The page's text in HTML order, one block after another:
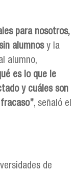
para nosotros,
alumnosy la
alumno,
es lo que le
y cuáles son
, señaló el
de